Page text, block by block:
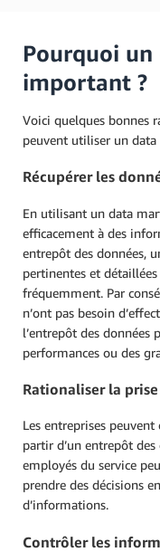
Pourquoi
important ?
Voici quelques bonnes
peuvent utiliser un data
Récupérer les
En utilisant un data
efficacement à des
entrepôt des données,
pertinentes et
fréquemment. Par
n’ont pas besoin
l’entrepôt des données
performances ou des
Rationaliser la
Les entreprises
partir d’un entrepôt des
employés du service
prendre des décisions
d’informations.
Contrôler les